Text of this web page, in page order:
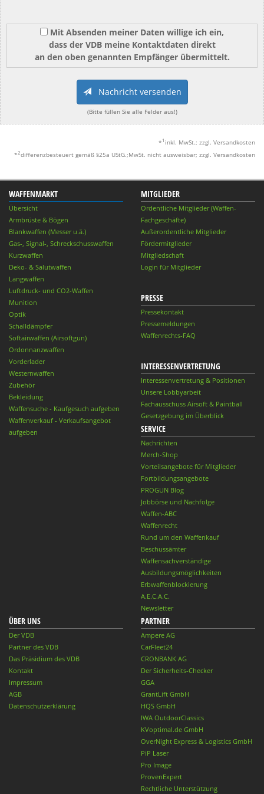
Mit Absenden meiner Daten willige ich ein,
dass der VDB meine Kontaktdaten direkt
an den oben genannten Empfänger übermittelt.
Nachricht versenden
(Bitte füllen Sie alle Felder aus!)
* 1 inkl. MwSt.; zzgl. Versandkosten
*2differenzbesteuert gemäß §25a UStG.;MwSt. nicht ausweisbar; zzgl. Versandkosten
WAFFENMARKT
Übersicht
Armbrüste & Bögen
Blankwaffen (Messer u.ä.)
Gas-, Signal-, Schreckschusswaffen
Kurzwaffen
Deko- & Salutwaffen
Langwaffen
Luftdruck- und CO2-Waffen
Munition
Optik
Schalldämpfer
Softairwaffen (Airsoftgun)
Ordonnanzwaffen
Vorderlader
Westernwaffen
Zubehör
Bekleidung
Waffensuche - Kaufgesuch aufgeben
Waffenverkauf - Verkaufsangebot
aufgeben
MITGLIEDER
Ordentliche Mitglieder (Waffen-
Fachgeschäfte)
Außerordentliche Mitglieder
Fördermitglieder
Mitgliedschaft
Login für Mitglieder
PRESSE
Pressekontakt
Pressemeldungen
Waffenrechts-FAQ
INTERESSENVERTRETUNG
Interessenvertretung & Positionen
Unsere Lobbyarbeit
Fachausschuss Airsoft & Paintball
Gesetzgebung im Überblick
SERVICE
Nachrichten
Merch-Shop
Vorteilsangebote für Mitglieder
Fortbildungsangebote
PROGUN Blog
Jobbörse und Nachfolge
Waffen-ABC
Waffenrecht
Rund um den Waffenkauf
Beschussämter
Waffensachverständige
Ausbildungsmöglichkeiten
Erbwaffenblockierung
A.E.C.A.C.
Newsletter
ÜBER UNS
Der VDB
Partner des VDB
Das Präsidium des VDB
Kontakt
Impressum
AGB
Datenschutzerklärung
PARTNER
Ampere AG
CarFleet24
CRONBANK AG
Der Sicherheits-Checker
GGA
GrantLift GmbH
HQS GmbH
IWA OutdoorClassics
KVoptimal.de GmbH
OverNight Express & Logistics GmbH
PiP Laser
Pro Image
ProvenExpert
Rechtliche Unterstützung